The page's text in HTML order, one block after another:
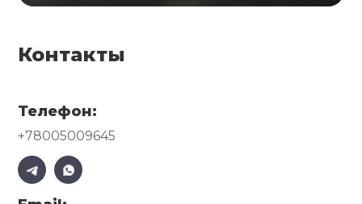
Контакты
Телефон:
+78005009645